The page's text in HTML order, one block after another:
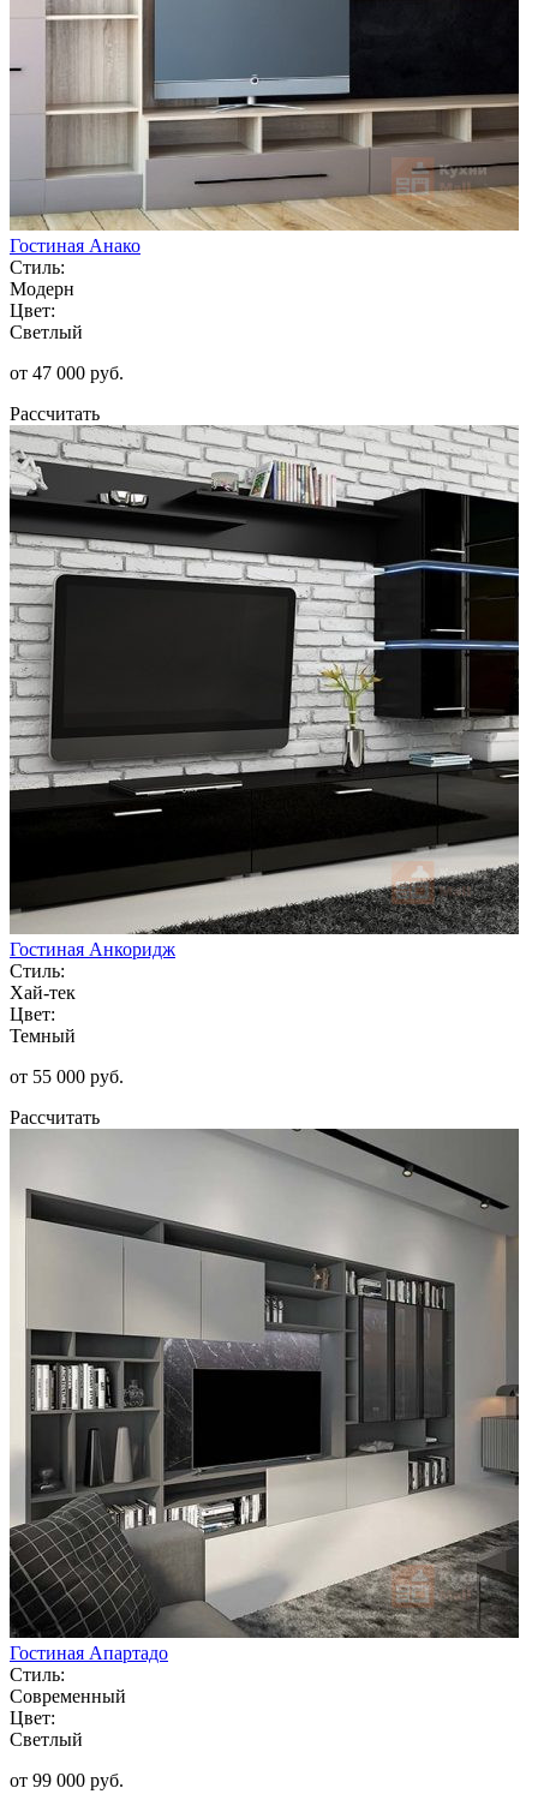
Гостиная Анако
Стиль:
Модерн
Цвет:
Светлый
от 47 000 руб.
Рассчитать
Гостиная Анкоридж
Стиль:
Хай-тек
Цвет:
Темный
от 55 000 руб.
Рассчитать
Гостиная Апартадо
Стиль:
Современный
Цвет:
Светлый
от 99 000 руб.